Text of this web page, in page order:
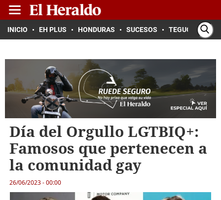
INICIO EH PLUS HONDURAS SUCESOS TEGUCIGALPA
Día del Orgullo LGTBIQ+:
Famosos que pertenecen a
la comunidad gay
26/06/2023 - 00:00